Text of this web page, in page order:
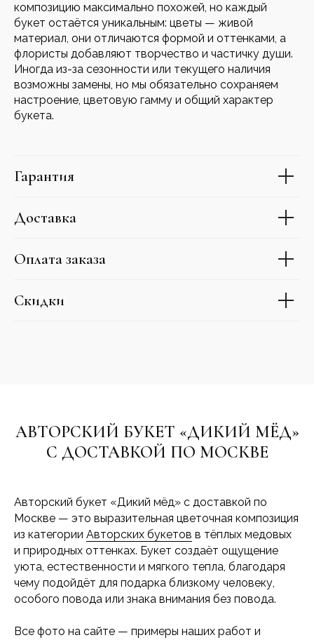
композицию максимально похожей, но каждый
букет остаётся уникальным: цветы — живой
материал, они отличаются формой и оттенками, а
флористы добавляют творчество и частичку души.
Иногда из-за сезонности или текущего наличия
возможны замены, но мы обязательно сохраняем
настроение, цветовую гамму и общий характер
букета.
Гарантия
Доставка
Оплата заказа
Скидки
АВТОРСКИЙ БУКЕТ «ДИКИЙ МЁД»
С ДОСТАВКОЙ ПО МОСКВЕ
Авторский букет «Дикий мёд» с доставкой по
Москве — это выразительная цветочная композиция
из категории Авторских букетов в тёплых медовых
и природных оттенках. Букет создаёт ощущение
уюта, естественности и мягкого тепла, благодаря
чему подойдёт для подарка близкому человеку,
особого повода или знака внимания без повода.
Все фото на сайте — примеры наших работ и